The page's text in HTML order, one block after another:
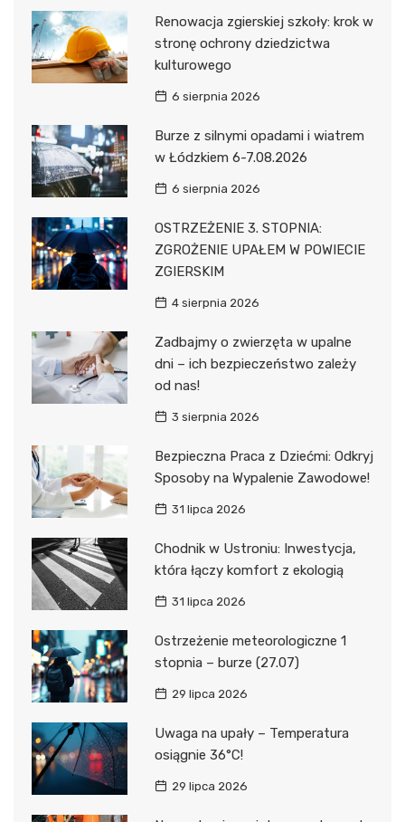
Renowacja zgierskiej szkoły: krok w
stronę ochrony dziedzictwa
kulturowego
6 sierpnia 2026
Burze z silnymi opadami i wiatrem
w Łódzkiem 6-7.08.2026
6 sierpnia 2026
OSTRZEŻENIE 3. STOPNIA:
ZGROŻENIE UPAŁEM W POWIECIE
ZGIERSKIM
4 sierpnia 2026
Zadbajmy o zwierzęta w upalne
dni – ich bezpieczeństwo zależy
od nas!
3 sierpnia 2026
Bezpieczna Praca z Dziećmi: Odkryj
Sposoby na Wypalenie Zawodowe!
31 lipca 2026
Chodnik w Ustroniu: Inwestycja,
która łączy komfort z ekologią
31 lipca 2026
Ostrzeżenie meteorologiczne 1
stopnia – burze (27.07)
29 lipca 2026
Uwaga na upały – Temperatura
osiągnie 36°C!
29 lipca 2026